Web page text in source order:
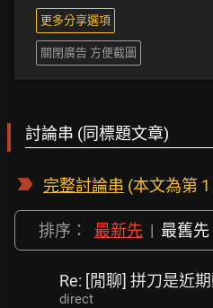
更多分享選項
關閉廣告 方便截圖
討論串 (同標題文章)
完整討論串 (本文為第 1
排序： 最新先 | 最舊先
Re: [閒聊] 拼刀是近
direct